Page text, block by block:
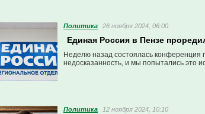
Политика 26 ноября 2024, 06:00
Единая Россия в Пензе
Неделю назад состоялась конференция
недосказанность, и мы попытались это
Политика 12 ноября 2024, 10:10